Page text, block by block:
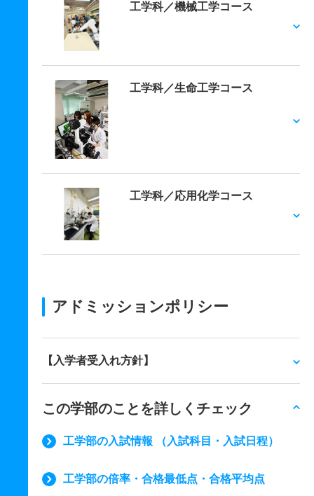
工学科／機械工学コース
工学科／生命工学コース
工学科／応用化学コース
アドミッションポリシー
【入学者受入れ方針】
この学部のことを詳しくチェック
工学部の入試情報 （入試科目・入試日程）
工学部の倍率・合格最低点・合格平均点